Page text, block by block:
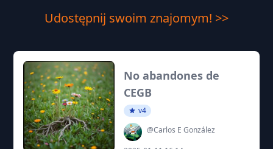
Udostępnij swoim znajomym! >>
No abandones de
CEGB
v4
@Carlos E González